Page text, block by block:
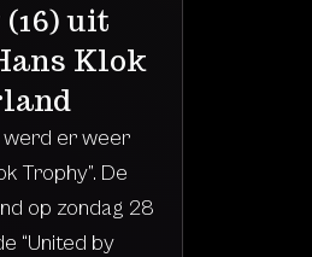
uit
Klok
er weer
Trophy”. De
op zondag 28
“United by